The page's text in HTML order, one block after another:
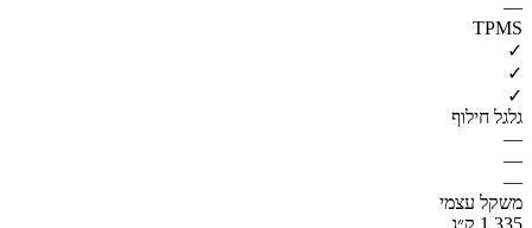
—
TPMS
✓
✓
✓
גלגל חילוף
—
—
—
משקל עצמי
1,335 ק״ג